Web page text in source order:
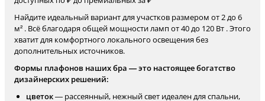
Найдите идеальный вариант для участков размером от 2 до 6
м² . Всё благодаря общей мощности ламп от 40 до 120 Вт . Этого
хватит для комфортного локального освещения без
дополнительных источников.
Формы плафонов наших бра — это настоящее богатство
дизайнерских решений:
цветок— рассеянный, нежный свет идеален для спальни,